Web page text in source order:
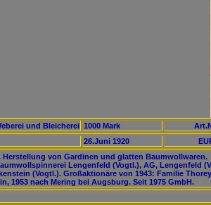
und Bleicherei 1000 Mark
26.Juni 1920
Herstellung von Gardinen und glatten Baumwollwaren.
Lengenfeld (Vogtl.), AG, Lengenfeld
(Vogtl.). Großaktionäre von 1943: Familie
1953 nach Mering bei Augsburg. Seit 1975 GmbH.